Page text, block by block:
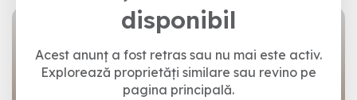
disponibil
Acest anunț a fost retras sau nu mai este activ.
Explorează proprietăți similare sau revino pe
pagina principală.